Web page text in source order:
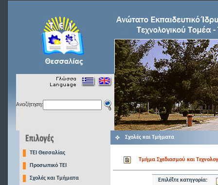
Αναζήτηση:
TEI Θεσσαλίας
Προσωπικό ΤΕΙ
Σχολές και Τμήματα
Σχολές και Τμήματα
Τμήμα Σχεδιασμού και
Επιλέξτε κατηγορία: